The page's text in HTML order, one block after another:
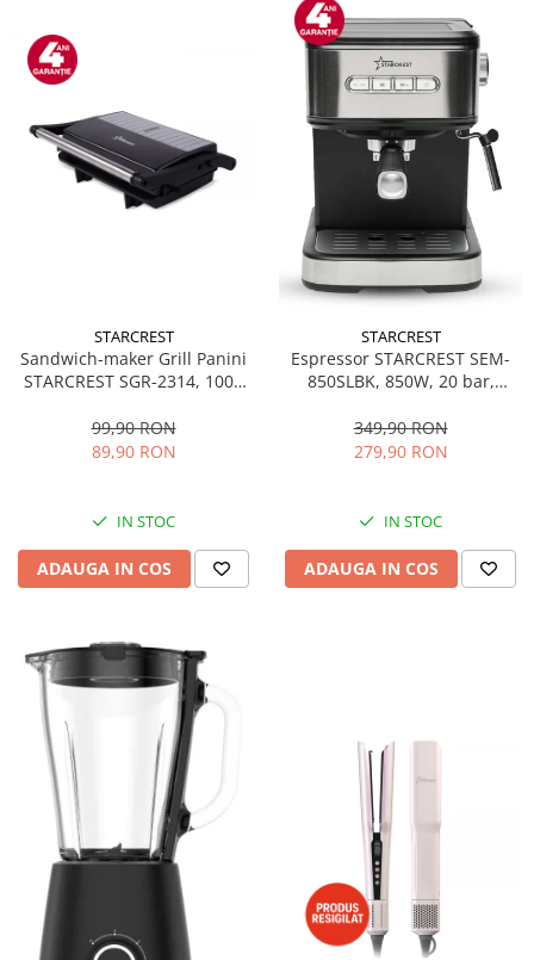
STARCREST
Sandwich-maker Grill Panini
STARCREST SGR-2314, 1000
Deschidere 180°, Suprafata
de gatire 23 x 14 cm, Negru
99,90 RON
89,90 RON
IN STOC
ADAUGA IN COS
STARCREST
Espressor STARCREST SEM-
850SLBK, 850W, 20 bar,
dispozitiv spumare, filtru
dublu din inox, Negru/Inox
349,90 RON
279,90 RON
IN STOC
ADAUGA IN COS